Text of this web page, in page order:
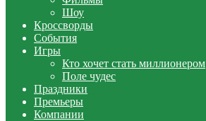
Шоу
Кроссворды
События
Игры
Кто хочет стать миллионером
Поле чудес
Праздники
Премьеры
Компании